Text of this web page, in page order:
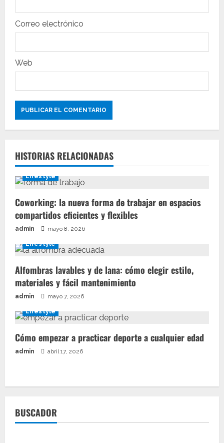
a
a
s
Correo electrónico
Web
HISTORIAS RELACIONADAS
Lifestyle
Coworking: la nueva forma de trabajar en espacios
compartidos eficientes y flexibles
admin mayo 8, 2026
Lifestyle
Alfombras lavables y de lana: cómo elegir estilo,
materiales y fácil mantenimiento
admin mayo 7, 2026
Lifestyle
Cómo empezar a practicar deporte a cualquier edad
admin abril 17, 2026
BUSCADOR